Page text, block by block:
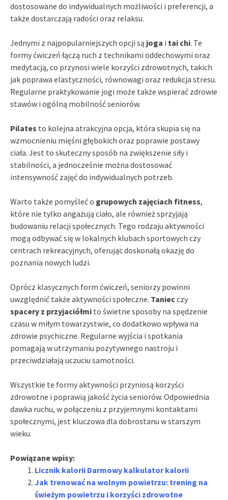
dostosowane do indywidualnych możliwości i preferencji, a
także dostarczają radości oraz relaksu.
Jednymi z najpopularniejszych opcji są joga i tai chi. Te
formy ćwiczeń łączą ruch z technikami oddechowymi oraz
medytacją, co przynosi wiele korzyści zdrowotnych, takich
jak poprawa elastyczności, równowagi oraz redukcja stresu.
Regularne praktykowanie jogi może także wspierać zdrowie
stawów i ogólną mobilność seniorów.
Pilates to kolejna atrakcyjna opcja, która skupia się na
wzmocnieniu mięśni głębokich oraz poprawie postawy
ciała. Jest to skuteczny sposób na zwiększenie siły i
stabilności, a jednocześnie można dostosować
intensywność zajęć do indywidualnych potrzeb.
Warto także pomyśleć o grupowych zajęciach fitness,
które nie tylko angażują ciało, ale również sprzyjają
budowaniu relacji społecznych. Tego rodzaju aktywności
mogą odbywać się w lokalnych klubach sportowych czy
centrach rekreacyjnych, oferując doskonałą okazję do
poznania nowych ludzi.
Oprócz klasycznych form ćwiczeń, seniorzy powinni
uwzględnić także aktywności społeczne. Taniecczy
spacery z przyjaciółmi to świetne sposoby na spędzenie
czasu w miłym towarzystwie, co dodatkowo wpływa na
zdrowie psychiczne. Regularne wyjścia i spotkania
pomagają w utrzymaniu pozytywnego nastroju i
przeciwdziałają uczuciu samotności.
Wszystkie te formy aktywności przyniosą korzyści
zdrowotne i poprawią jakość życia seniorów. Odpowiednia
dawka ruchu, w połączeniu z przyjemnymi kontaktami
społecznymi, jest kluczowa dla dobrostanu w starszym
wieku.
Powiązane wpisy:
Licznik kalorii Darmowy kalkulator kalorii
Jak trenować na wolnym powietrzu: trening na
świeżym powietrzu i korzyści zdrowotne